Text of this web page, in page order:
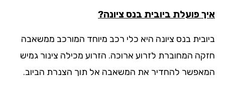
פועלת ביובית בנס ציונה?
בנס ציונה היא כלי רכב מיוחד המורכב ממשאבה
המחוברת לזרוע ארוכה. הזרוע מכילה צינור גמיש
להחדיר את המשאבה אל תוך הצנרת הביוב.